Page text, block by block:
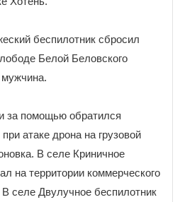
беспилотник сбросил
Белой Беловского
за помощью обратился
атаке дрона на грузовой
В селе Криничное
на территории коммерческого
селе Двулучное беспилотник